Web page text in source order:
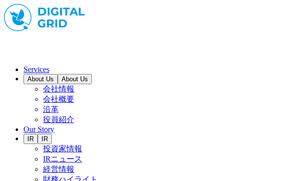
Services
About Us About Us
会社情報
会社概要
沿革
役員紹介
Our Story
IR IR
投資家情報
IRニュース
経営情報
財務ハイライト